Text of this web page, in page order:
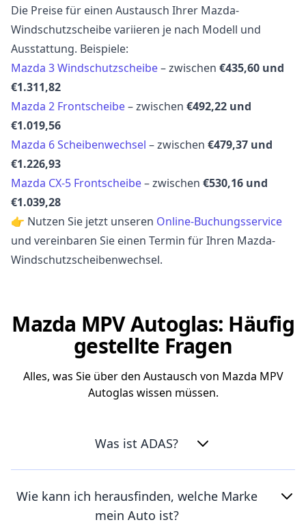
Die Preise für einen Austausch Ihrer Mazda-
Windschutzscheibe variieren je nach Modell und
Ausstattung. Beispiele:
Mazda 3 Windschutzscheibe– zwischen €435,60 und
€1.311,82
Mazda 2 Frontscheibe– zwischen €492,22 und
€1.019,56
Mazda 6 Scheibenwechsel – zwischen €479,37 und
€1.226,93
Mazda CX-5 Frontscheibe– zwischen €530,16 und
€1.039,28
👉 Nutzen Sie jetzt unseren Online-Buchungsservice
und vereinbaren Sie einen Termin für Ihren Mazda-
Windschutzscheibenwechsel.
Mazda MPV Autoglas: Häufig
gestellte Fragen
Alles, was Sie über den Austausch von Mazda MPV
Autoglas wissen müssen.
Was ist ADAS?
Wie kann ich herausfinden, welche Marke
mein Auto ist?